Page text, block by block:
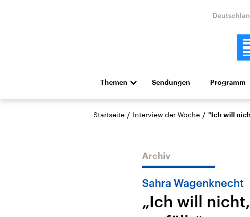
Themen
Die Nachrichten Politik Wirtschaft
Hörspiel und Feature Musik
Aktuelle Beiträge,
Nahostkonflikt
Aktuelle Lage
Sendungen Programm
Startseite / Interview der Woche / "Ich will
Archiv
Sahra Wagenknecht
„Ich will